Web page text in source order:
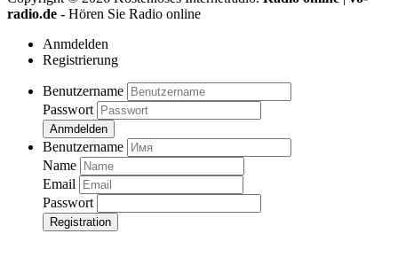
radio.de - Hören Sie Radio online
Anmdelden
Registrierung
Benutzername
Passwort
Anmdelden
Benutzername
Name
Email
Passwort
Registration